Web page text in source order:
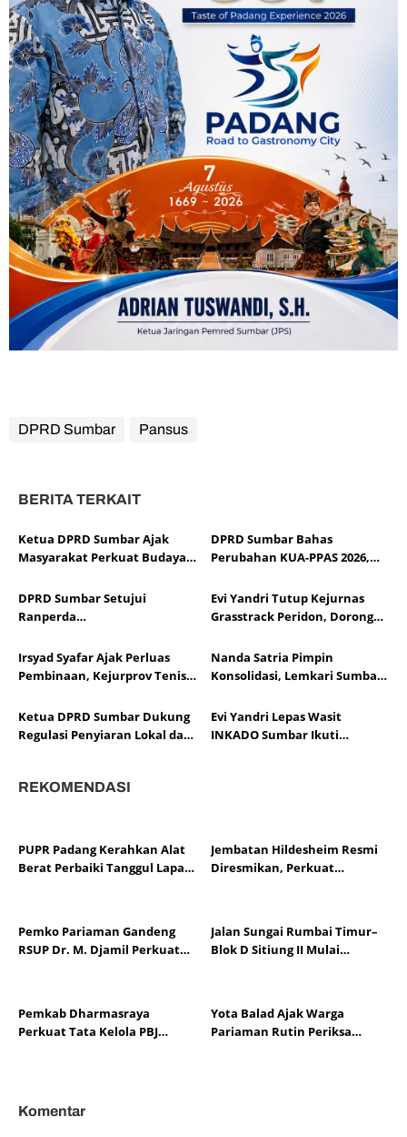
DPRD Sumbar Pansus
BERITA TERKAIT
Ketua DPRD Sumbar Ajak
Masyarakat Perkuat Budaya
Menjaga Kantibmas
DPRD Sumbar Bahas
Perubahan KUA-PPAS 2026,
Dinamika Fiskal dan Ekonomi
Daerah
DPRD Sumbar Setujui
Ranperda
2025, Soroti Efektivitas
Kinerja Fiskal
Evi Yandri Tutup Kejurnas
Grasstrack Peridon, Dorong
Berprestasi
Irsyad Syafar Ajak Perluas
Pembinaan, Kejurprov Tenis
Atlet Berprestasi
Nanda Satria Pimpin
Konsolidasi, Lemkari Sumbar
2026
Ketua DPRD Sumbar Dukung
Regulasi Penyiaran Lokal dan
Evi Yandri Lepas Wasit
INKADO Sumbar Ikuti
REKOMENDASI
PUPR Padang Kerahkan Alat
Berat Perbaiki Tanggul Lapau
Jembatan Hildesheim Resmi
Diresmikan, Perkuat
Pemko Pariaman Gandeng
RSUP Dr. M. Djamil Perkuat
Jalan Sungai Rumbai Timur–
Blok D Sitiung II Mulai
Pemkab Dharmasraya
Perkuat Tata Kelola PBJ
Yota Balad Ajak Warga
Pariaman Rutin Periksa
Komentar